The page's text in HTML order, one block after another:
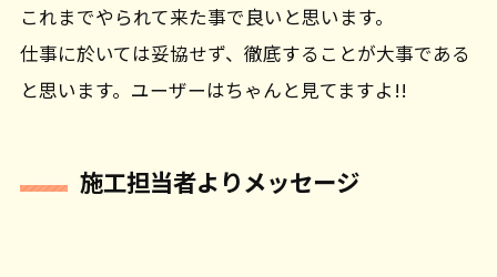
これまでやられて来た事で良いと思います。
仕事に於いては妥協せず、徹底することが大事である
と思います。ユーザーはちゃんと見てますよ!!
施工担当者よりメッセージ